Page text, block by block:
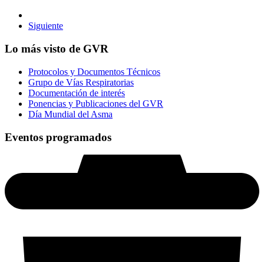
Siguiente
Lo más visto de GVR
Protocolos y Documentos Técnicos
Grupo de Vías Respiratorias
Documentación de interés
Ponencias y Publicaciones del GVR
Día Mundial del Asma
Eventos programados